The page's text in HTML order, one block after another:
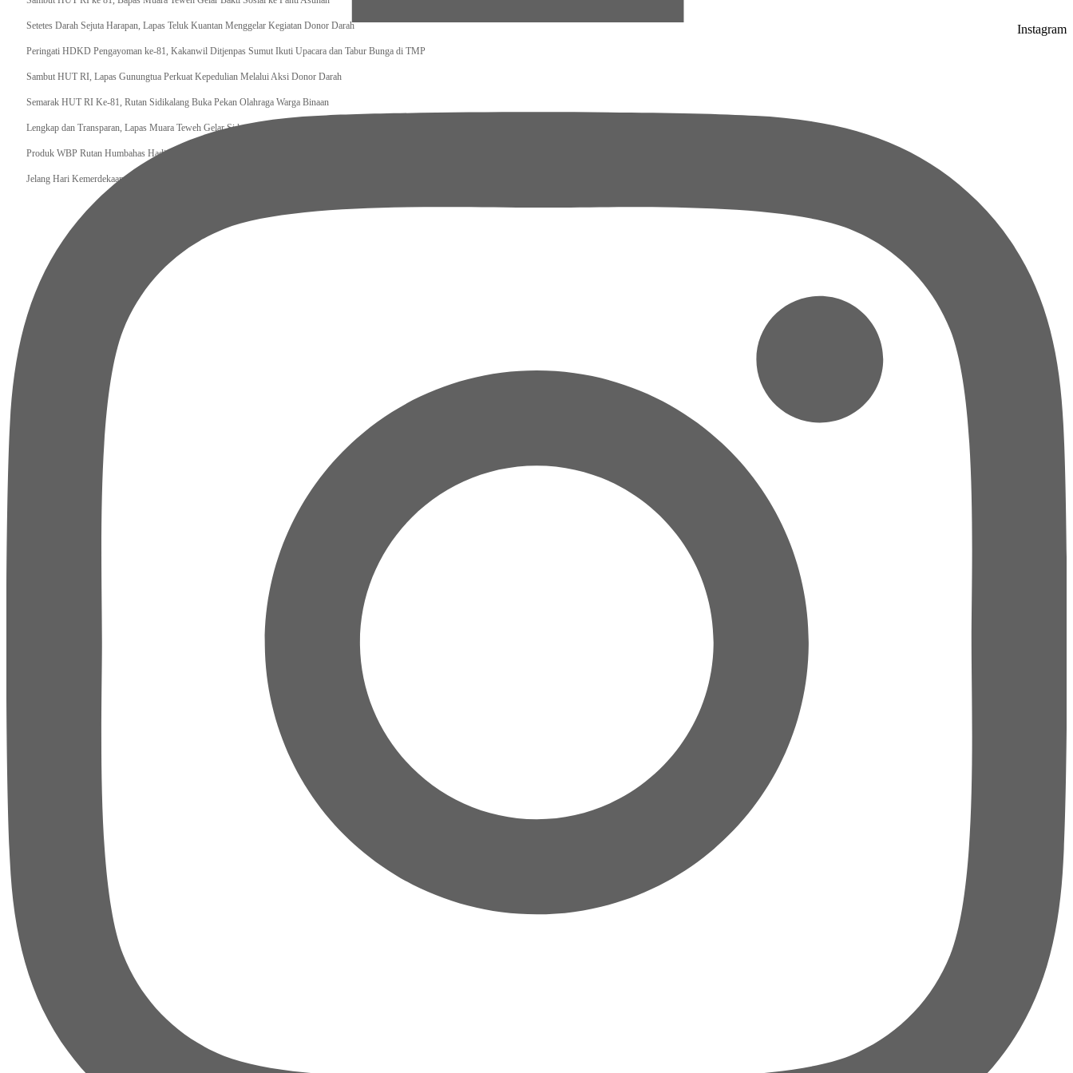
Setetes Darah Sejuta Harapan, Lapas Teluk Kuantan Menggelar Kegiatan Donor Darah
Peringati HDKD Pengayoman ke-81, Kakanwil Ditjenpas Sumut Ikuti Upacara dan Tabur Bunga di TMP
Sambut HUT RI, Lapas Gunungtua Perkuat Kepedulian Melalui Aksi Donor Darah
Semarak HUT RI Ke-81, Rutan Sidikalang Buka Pekan Olahraga Warga Binaan
Lengkap dan Transparan, Lapas Muara Teweh Gelar Sidang TPP Integrasi 16 WBP
Produk WBP Rutan Humbahas Hadir di Kantor Pelayanan Imigrasi, Bukti Pembinaan Semakin Berkualitas
Jelang Hari Kemerdekaan, Lapas Gunungsitoli Perkuat Deteksi Dini
Instagram